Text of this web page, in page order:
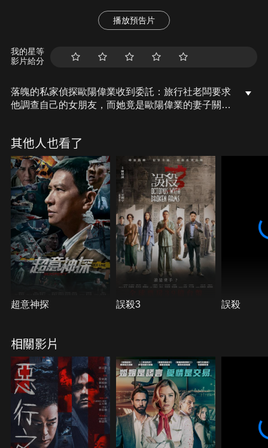
播放預告片
我的星等
影片給分
落魄的私家偵探歐陽偉業收到委託：旅行社老闆要求
他調查自己的女朋友，而她竟是歐陽偉業的妻子關詠
開現場後被殺，原以為普通出軌事件竟變成謀殺案！
為阻止兇手殺害下一個目標，歐陽偉業必須力挽狂
瀾。
其他人也看了
超意神探 誤殺3 誤殺
相關影片